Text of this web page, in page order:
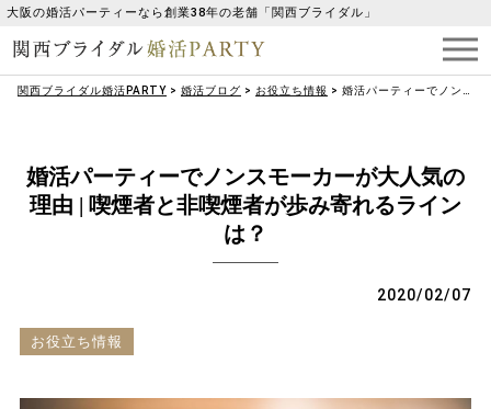
大阪の婚活パーティーなら創業38年の老舗「関西ブライダル」
関西ブライダル婚活PARTY > 婚活ブログ > お役立ち情報 > 婚活パーティーでノンスモーカーが大人気の理由 | 喫煙者と非喫煙者が歩み寄れるラインは？
婚活パーティーでノンスモーカーが大人気の
理由 | 喫煙者と非喫煙者が歩み寄れるライン
は？
お役立ち情報
2020/02/07